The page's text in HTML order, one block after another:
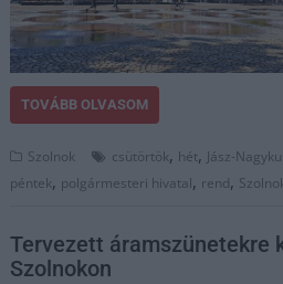
TOVÁBB OLVASOM
Szolnok csütörtök, hét, Jász-
péntek, polgármesteri hivatal, rend,
Tervezett áramszünetekre
Szolnokon